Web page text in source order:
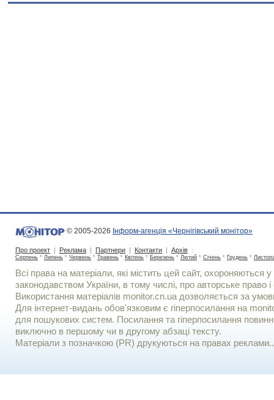
© 2005-2026 Інформ-агенція «Чернігівський монітор»
Про проект | Реклама | Партнери | Контакти | Архів :
Серпень * Липень * Червень * Травень * Квітень * Березень * Лютий * Січень * Грудень *
Всі права на матеріали, які містить цей сайт, охороняються у
законодавством України, в тому числі, про авторське право і
Використання матерiалiв monitor.cn.ua дозволяється за
Для iнтернет-видань обов'язковим є гiперпосилання на
для пошукових систем. Посилання та гіперпосилання
виключно в першому чи в другому абзаці тексту.
Матеріали з позначкою (PR) друкуються на правах реклами..